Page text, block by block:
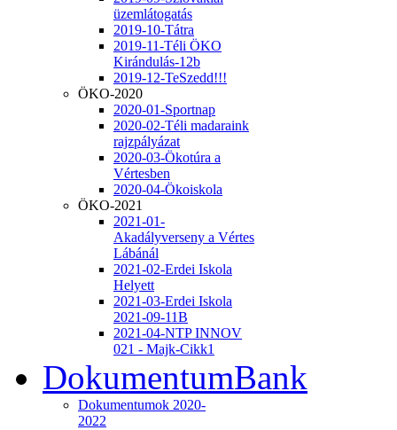
üzemlátogatás
2019-10-Tátra
2019-11-Téli ÖKO
Kirándulás-12b
2019-12-TeSzedd!!!
ÖKO-2020
2020-01-Sportnap
2020-02-Téli madaraink
rajzpályázat
2020-03-Ökotúra a
Vértesben
2020-04-Ökoiskola
ÖKO-2021
2021-01-
Akadályverseny a Vértes
Lábánál
2021-02-Erdei Iskola
Helyett
2021-03-Erdei Iskola
2021-09-11B
2021-04-NTP INNOV
021 - Majk-Cikk1
DokumentumBank
Dokumentumok 2020-
2022